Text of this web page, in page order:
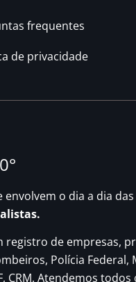
frequentes
de privacidade
o dia a dia
registro de empresas,
Polícia Federal,
CRM. Atendemos